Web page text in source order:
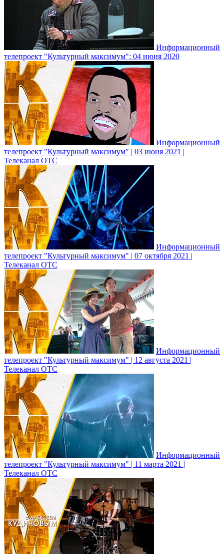
Информационный
телепроект "Культурный максимум": 04 июня 2020
Информационный
телепроект "Культурный максимум" | 03 июня 2021 |
Телеканал ОТС
Информационный
телепроект "Культурный максимум" | 07 октября 2021 |
Телеканал ОТС
Информационный
телепроект "Культурный максимум" | 12 августа 2021 |
Телеканал ОТС
Информационный
телепроект "Культурный максимум" | 11 марта 2021 |
Телеканал ОТС